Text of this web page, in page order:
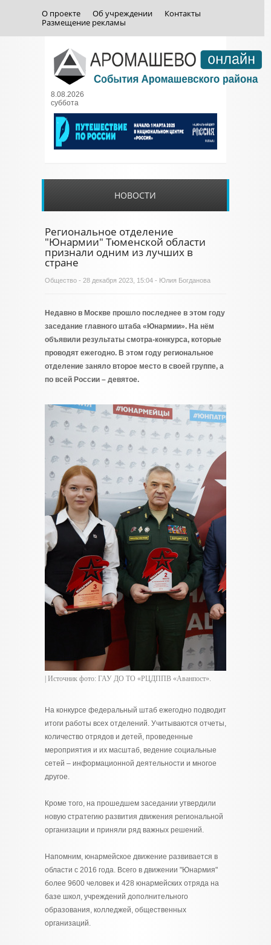
О проекте Об учреждении
Контакты
Размещение рекламы
8.08.2026
суббота
НОВОСТИ
Региональное отделение
"Юнармии" Тюменской области
признали одним из лучших в
стране
Общество - 28 декабря 2023, 15:04 - Юлия Богданова
Недавно в Москве прошло последнее в этом году
заседание главного штаба «Юнармии». На нём
объявили результаты смотра-конкурса, которые
проводят ежегодно. В этом году региональное
отделение заняло второе место в своей группе, а
по всей России – девятое.
| Источник фото: ГАУ ДО ТО «РЦДППВ «Аванпост».
На конкурсе федеральный штаб ежегодно подводит
итоги работы всех отделений. Учитываются отчеты,
количество отрядов и детей, проведенные
мероприятия и их масштаб, ведение социальные
сетей – информационной деятельности и многое
другое.
Кроме того, на прошедшем заседании утвердили
новую стратегию развития движения региональной
организации и приняли ряд важных решений.
Напомним, юнармейское движение развивается в
области с 2016 года. Всего в движении "Юнармия"
более 9600 человек и 428 юнармейских отряда на
базе школ, учреждений дополнительного
образования, колледжей, общественных
организаций.